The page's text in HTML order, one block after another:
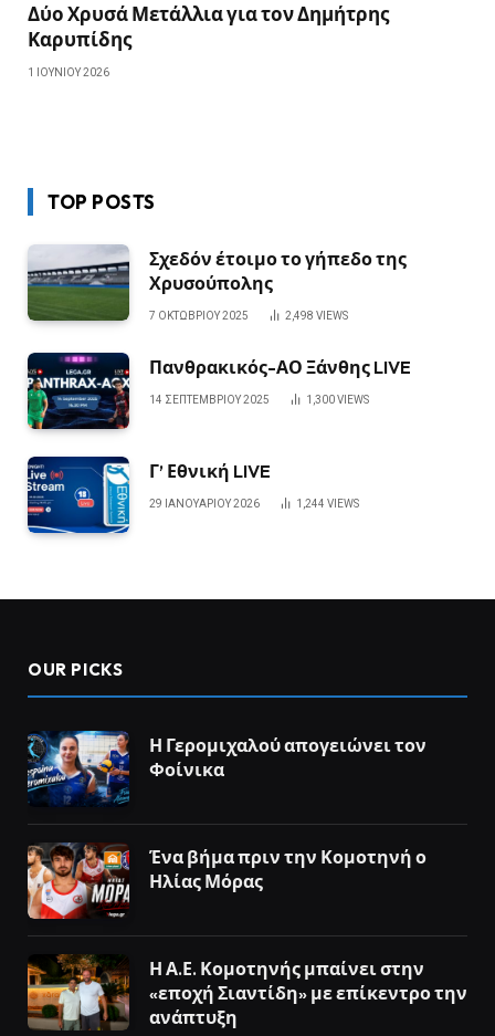
Δύο Χρυσά Μετάλλια για τον Δημήτρης
Καρυπίδης
1 ΙΟΥΝΊΟΥ 2026
TOP POSTS
Σχεδόν έτοιμο το γήπεδο της
Χρυσούπολης
7 ΟΚΤΩΒΡΊΟΥ 2025 2,498 VIEWS
Πανθρακικός-ΑΟ Ξάνθης LIVE
14 ΣΕΠΤΕΜΒΡΊΟΥ 2025 1,300VIEWS
Γ’ Εθνική LIVE
29 ΙΑΝΟΥΑΡΊΟΥ 2026 1,244 VIEWS
OUR PICKS
Η Γερομιχαλού απογειώνει τον
Φοίνικα
Ένα βήμα πριν την Κομοτηνή ο
Ηλίας Μόρας
Η Α.Ε. Κομοτηνής μπαίνει στην
«εποχή Σιαντίδη» με επίκεντρο την
ανάπτυξη